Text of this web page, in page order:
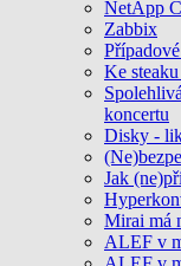
NetApp
Zabbix
Ke
koncertu
Disky -
Jak
Mirai má
ALEF v